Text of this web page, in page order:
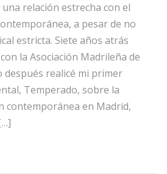
relación estrecha con el
a pesar de no
estricta. Siete años atrás
la Asociación Madrileña de
después realicé mi primer
Temperado, sobre la
contemporánea en Madrid,